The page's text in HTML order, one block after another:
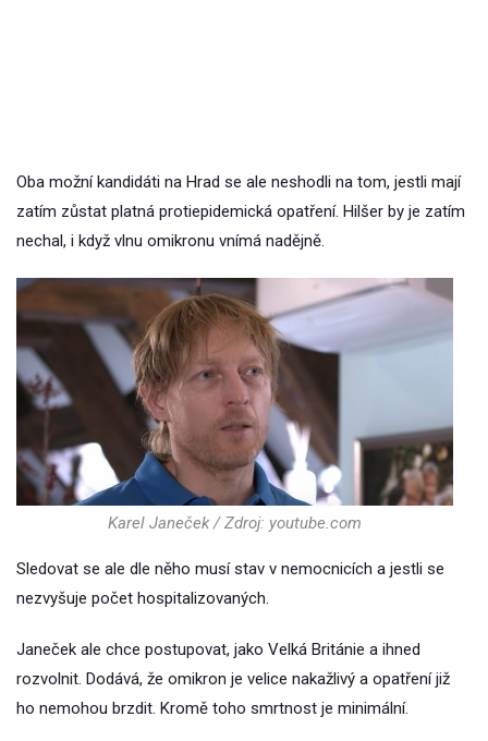
Oba možní kandidáti na Hrad se ale neshodli na tom, jestli mají
zatím zůstat platná protiepidemická opatření. Hilšer by je zatím
nechal, i když vlnu omikronu vnímá nadějně.
Karel Janeček / Zdroj: youtube.com
Sledovat se ale dle něho musí stav v nemocnicích a jestli se
nezvyšuje počet hospitalizovaných.
Janeček ale chce postupovat, jako Velká Británie a ihned
rozvolnit. Dodává, že omikron je velice nakažlivý a opatření již
ho nemohou brzdit. Kromě toho smrtnost je minimální.